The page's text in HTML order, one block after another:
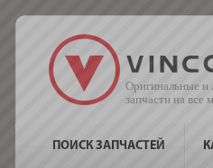
Оригинальные и
запчасти на все
ПОИСК ЗАПЧАСТЕЙ